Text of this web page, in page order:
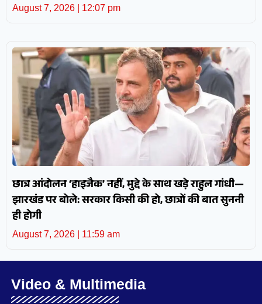
August 7, 2026 12:07 pm
छात्र आंदोलन ‘हाइजैक’ नहीं, मुद्दे के साथ खड़े राहुल गांधी—
झारखंड पर बोले: सरकार किसी की हो, छात्रों की बात सुननी
ही होगी
August 7, 2026 11:59 am
Video & Multimedia